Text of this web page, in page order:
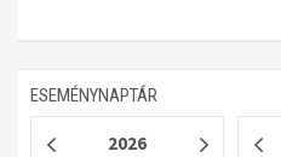
ESEMÉNYNAPTÁR
2026